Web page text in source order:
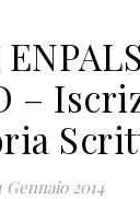
–
Gennaio 2014